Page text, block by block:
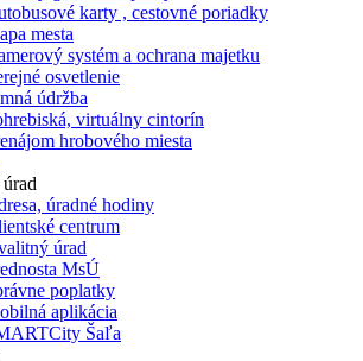
karty , cestovné poriadky
mesta
systém a ochrana majetku
osvetlenie
údržba
virtuálny cintorín
hrobového miesta
úradné hodiny
centrum
úrad
MsÚ
poplatky
aplikácia
Šaľa